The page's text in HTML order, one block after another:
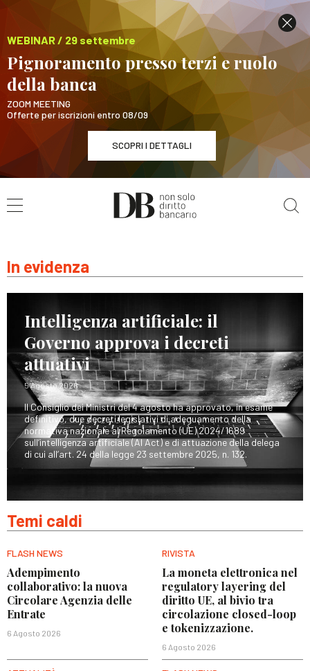
WEBINAR / 29 settembre
Pignoramento presso terzi e ruolo
della banca
ZOOM MEETING
Offerte per iscrizioni entro 08/09
SCOPRI I DETTAGLI
WEBINAR / 29 settembre
Pignoramento presso terzi e ruolo della banca
In evidenza
Intelligenza artificiale: il
Governo approva i decreti
attuativi
5 Agosto 2026
Il Consiglio dei Ministri del 4 agosto ha approvato, in esame
definitivo, due decreti legislativi di adeguamento della
normativa nazionale al Regolamento (UE) 2024/1689
sull’intelligenza artificiale (AI Act) e di attuazione della delega
di cui all’art. 24 della legge 23 settembre 2025, n. 132.
Temi caldi
FLASH NEWS
Adempimento
collaborativo: la nuova
Circolare Agenzia delle
Entrate
6 Agosto 2026
RIVISTA
La moneta elettronica nel
regulatory layering del
diritto UE, al bivio tra
circolazione closed-loop
e tokenizzazione.
6 Agosto 2026